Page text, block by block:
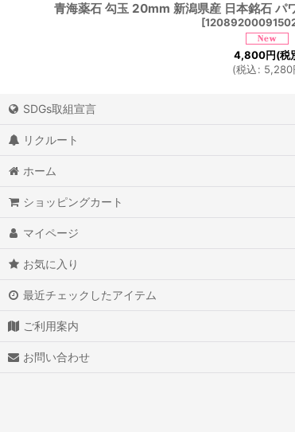
青海薬石 勾玉 20mm 新潟県産 日本銘石 パ
[
4,800円(税
(税込: 5,280
SDGs取組宣言
リクルート
ホーム
ショッピングカート
マイページ
お気に入り
最近チェックしたアイテム
ご利用案内
お問い合わせ